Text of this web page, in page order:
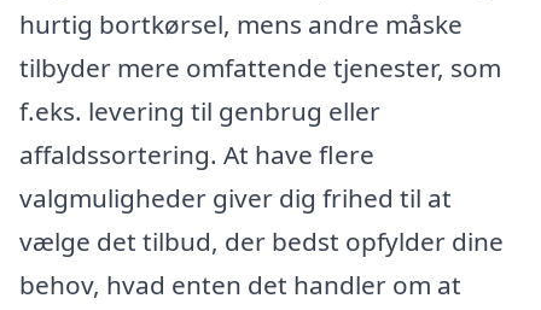
hurtig bortkørsel, mens andre måske
tilbyder mere omfattende tjenester, som
f.eks. levering til genbrug eller
affaldssortering. At have flere
valgmuligheder giver dig frihed til at
vælge det tilbud, der bedst opfylder dine
behov, hvad enten det handler om at